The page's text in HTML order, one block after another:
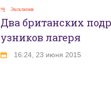
Эксклюзив
Два британских
узников лагеря
16:24, 23 июня 2015